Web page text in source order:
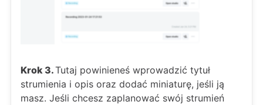
Krok 3.Tutaj powinieneś wprowadzić tytuł
strumienia i opis oraz dodać miniaturę, jeśli ją
masz. Jeśli chcesz zaplanować swój strumień